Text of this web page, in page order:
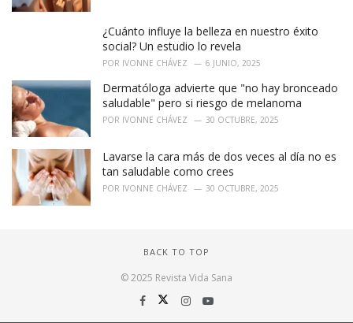
¿Cuánto influye la belleza en nuestro éxito
social? Un estudio lo revela
POR IVONNE CHÁVEZ 6 JUNIO, 2025
Dermatóloga advierte que "no hay bronceado
saludable" pero si riesgo de melanoma
POR IVONNE CHÁVEZ 30 OCTUBRE, 2025
Lavarse la cara más de dos veces al día no es
tan saludable como crees
POR IVONNE CHÁVEZ 30 OCTUBRE, 2025
BACK TO TOP
© 2025 Revista Vida Sana